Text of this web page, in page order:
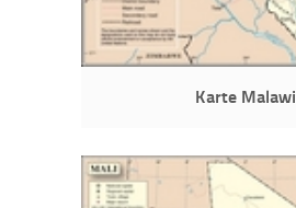
Karte Malawi